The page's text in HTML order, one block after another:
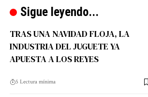
Sigue leyendo...
TRAS UNA NAVIDAD FLOJA, LA
INDUSTRIA DEL JUGUETE YA
APUESTA A LOS REYES
5 Lectura mínima